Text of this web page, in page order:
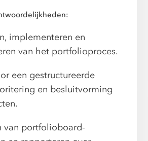
implementeren en
van het portfolioproces.
een gestructureerde
en besluitvorming
van portfolioboard-